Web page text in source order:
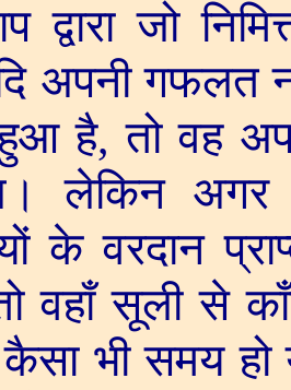
द्वारा जो
अपनी गफलत
है,तो वह
लेकिन अगर
के वरदान
वहाँ सूली से
भी समय हो